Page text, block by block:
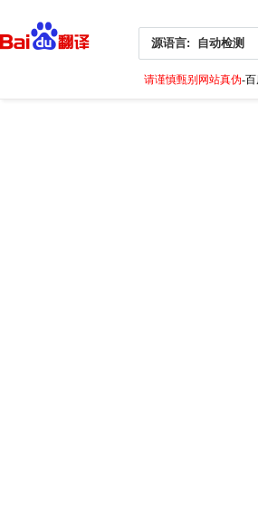
源语言: 自动检测
请谨慎甄别网站真伪-